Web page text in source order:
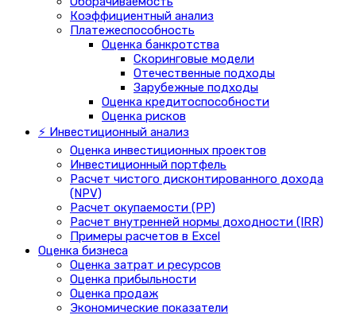
Коэффициентный анализ
Платежеспособность
Оценка банкротства
Скоринговые модели
Отечественные подходы
Зарубежные подходы
Оценка кредитоспособности
Оценка рисков
⚡ Инвестиционный анализ
Оценка инвестиционных проектов
Инвестиционный портфель
Расчет чистого дисконтированного дохода
(NPV)
Расчет окупаемости (PP)
Расчет внутренней нормы доходности (IRR)
Примеры расчетов в Excel
Оценка бизнеса
Оценка затрат и ресурсов
Оценка прибыльности
Оценка продаж
Экономические показатели